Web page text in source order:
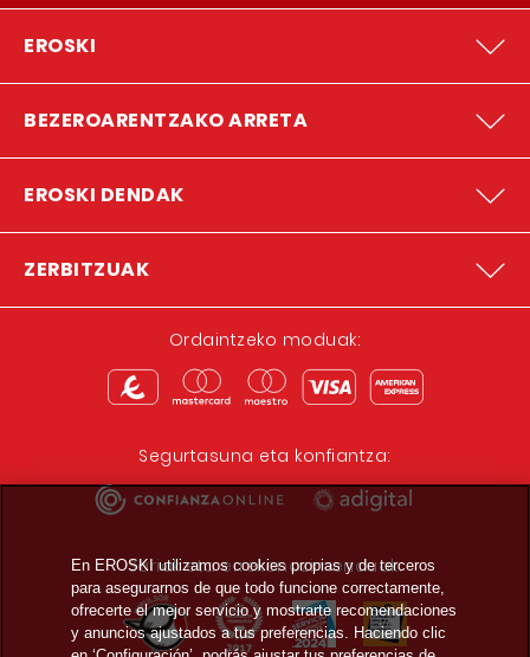
EROSKI
BEZEROARENTZAKO ARRETA
EROSKI DENDAK
ZERBITZUAK
Ordaintzeko moduak:
Segurtasuna eta konfiantza:
Sariak eta errekonozimenduak:
En EROSKI utilizamos cookies propias y de terceros
para asegurarnos de que todo funcione correctamente,
ofrecerte el mejor servicio y mostrarte recomendaciones
y anuncios ajustados a tus preferencias. Haciendo clic